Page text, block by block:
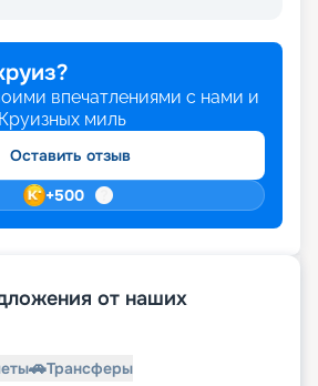
впечатлениями с нами и
Круизных миль
Оставить отзыв
+500
от наших
🚗Трансферы